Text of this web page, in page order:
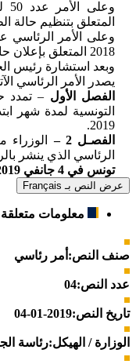
المتعلق بتنظيم حالة
2018 المتعلق بإعلان حالة الطوارئ،
وبعد استشارة رئيس
يصدر الأمر الرئاسي
الفصل الأول – تمدد
2019
.
الفصـل 2 –
الوزراء
الرئاسي الذي ينشر
تونس في 4 جانفي 2019
عرض النص بـ Français
معلومات
صنف النص: أمر رئاسي
عدد النص:04
تاريخ النص:2019-01-04
الوزارة / الهيكل:رئاسة